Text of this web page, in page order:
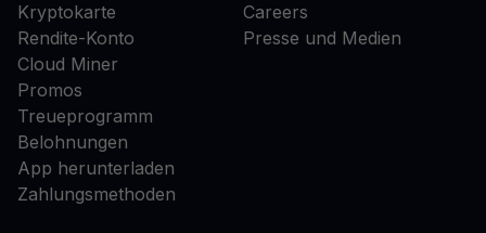
Kryptokarte
Rendite-Konto
Cloud Miner
Promos
Treueprogramm
Belohnungen
App herunterladen
Zahlungsmethoden
Careers
Presse und Medien